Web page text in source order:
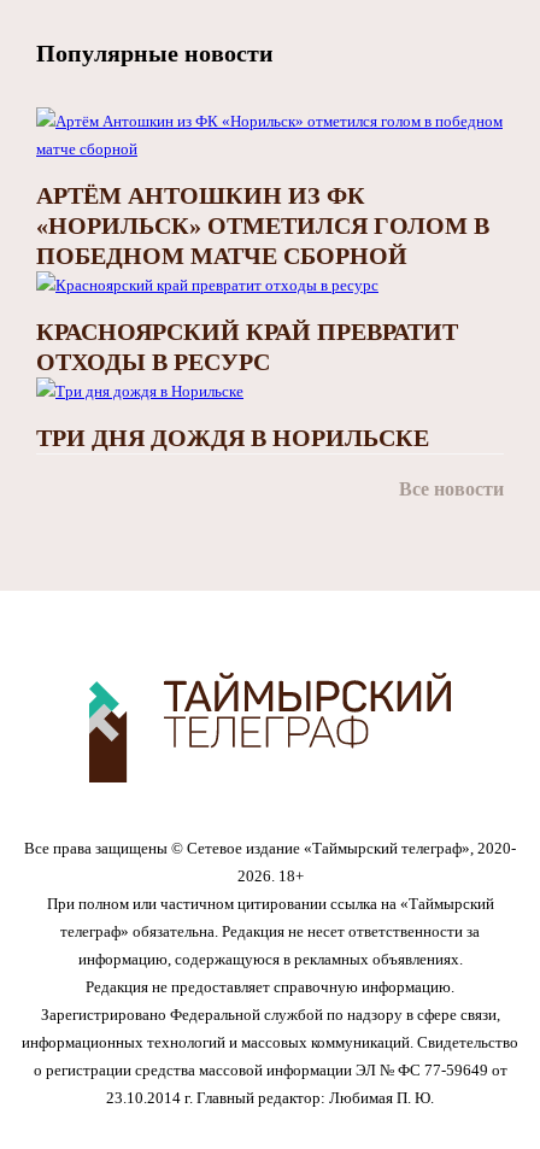
Популярные новости
АРТЁМ АНТОШКИН ИЗ ФК
«НОРИЛЬСК» ОТМЕТИЛСЯ ГОЛОМ В
ПОБЕДНОМ МАТЧЕ СБОРНОЙ
КРАСНОЯРСКИЙ КРАЙ ПРЕВРАТИТ
ОТХОДЫ В РЕСУРС
ТРИ ДНЯ ДОЖДЯ В НОРИЛЬСКЕ
Все новости
Все права защищены © Сетевое издание «Таймырский телеграф», 2020-
2026. 18+
При полном или частичном цитировании ссылка на «Таймырский
телеграф» обязательна. Редакция не несет ответственности за
информацию, содержащуюся в рекламных объявлениях.
Редакция не предоставляет справочную информацию.
Зарегистрировано Федеральной службой по надзору в сфере связи,
информационных технологий и массовых коммуникаций. Свидетельство
о регистрации средства массовой информации ЭЛ № ФС 77-59649 от
23.10.2014 г. Главный редактор: Любимая П. Ю.